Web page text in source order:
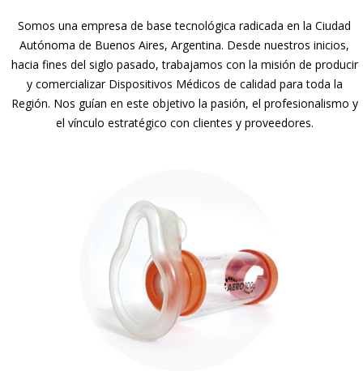
Somos una empresa de base tecnológica radicada en la Ciudad
Autónoma de Buenos Aires, Argentina. Desde nuestros inicios,
hacia fines del siglo pasado, trabajamos con la misión de producir
y comercializar Dispositivos Médicos de calidad para toda la
Región. Nos guían en este objetivo la pasión, el profesionalismo y
el vínculo estratégico con clientes y proveedores.